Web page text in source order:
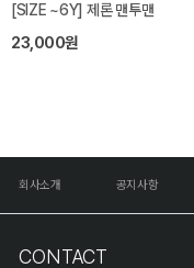
[SIZE ~6Y] 제론 맨투맨
23,000원
회사소개 공지사항
CONTACT